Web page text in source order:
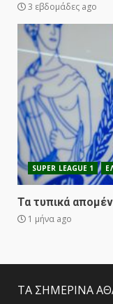
3 εβδομάδες ago
SUPER LEAGUE 1
Τα τυπικά
1 μήνα ago
ΤΑ ΣΗΜΕΡΙΝΑ